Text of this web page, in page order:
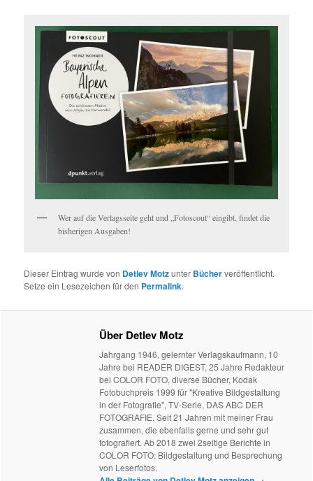
Wer auf die Verlagsseite geht und „Fotoscout“ eingibt, findet die
bisherigen Ausgaben!
Dieser Eintrag wurde von Detlev Motzunter Bücherveröffentlicht.
Setze ein Lesezeichen für den Permalink.
Über Detlev Motz
Jahrgang 1946, gelernter Verlagskaufmann, 10
Jahre bei READER DIGEST, 25 Jahre Redakteur
bei COLOR FOTO, diverse Bücher, Kodak
Fotobuchpreis 1999 für "Kreative Bildgestaltung
in der Fotografie", TV-Serie, DAS ABC DER
FOTOGRAFIE. Seit 21 Jahren mit meiner Frau
zusammen, die ebenfalls gerne und sehr gut
fotografiert. Ab 2018 zwei 2seitige Berichte in
COLOR FOTO: Bildgestaltung und Besprechung
von Leserfotos.